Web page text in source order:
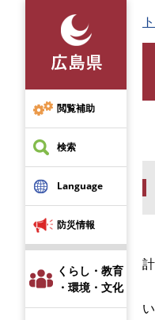
先
頭
で
す
閲覧補助
検索
Language
防災情報
くらし・教育
・環境・文化